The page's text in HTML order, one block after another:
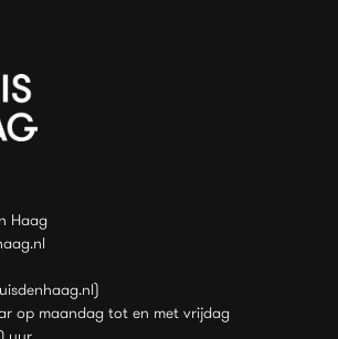
Haag
op maandag tot en met vrijdag